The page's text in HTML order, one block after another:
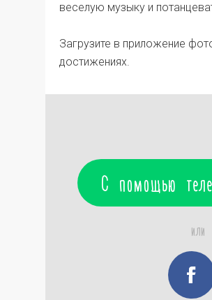
веселую музыку и
Загрузите в приложение
достижениях.
С помощью